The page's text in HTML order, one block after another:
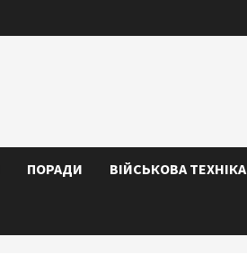
ПОРАДИ ВІЙСЬКОВА ТЕХНІКА